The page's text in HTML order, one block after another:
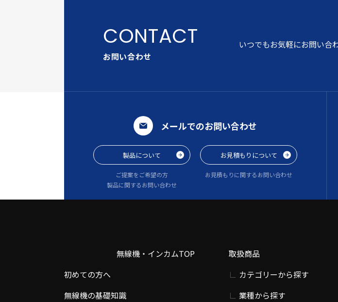
お問い合わせ
いつでもお気軽にお問い合
メールでのお問い合わせ
製品について
ご提案をご希望の方
製品に関するお問い合わせ
お見積もりについて
お見積もりに関するお問い合わせ
無線機・インカムTOP
初めての方へ
無線機の基礎知識
取扱商品
カテゴリーから探す
業種から探す